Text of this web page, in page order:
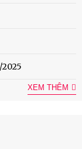
XEM THÊM